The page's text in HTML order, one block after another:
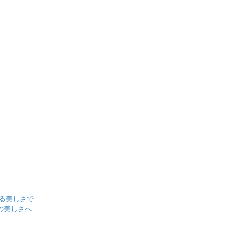
美しさで
美しさへ